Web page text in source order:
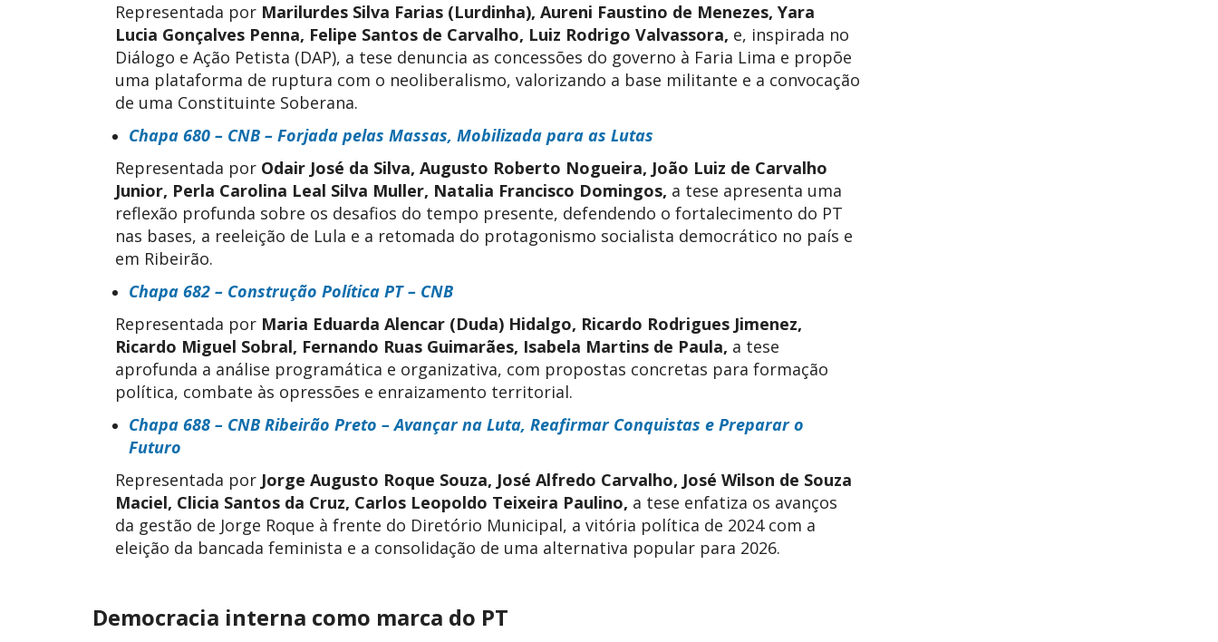
Representada por Marilurdes Silva Farias (Lurdinha), Aureni Faustino de Menezes, Yara
Lucia Gonçalves Penna, Felipe Santos de Carvalho, Luiz Rodrigo Valvassora, e, inspirada no
Diálogo e Ação Petista (DAP), a tese denuncia as concessões do governo à Faria Lima e propõe
uma plataforma de ruptura com o neoliberalismo, valorizando a base militante e a convocação
de uma Constituinte Soberana.
Chapa 680 – CNB – Forjada pelas Massas, Mobilizada para as Lutas
Representada por Odair José da Silva, Augusto Roberto Nogueira, João Luiz de Carvalho
Junior, Perla Carolina Leal Silva Muller, Natalia Francisco Domingos, a tese apresenta uma
reflexão profunda sobre os desafios do tempo presente, defendendo o fortalecimento do PT
nas bases, a reeleição de Lula e a retomada do protagonismo socialista democrático no país e
em Ribeirão.
Chapa 682 – Construção Política PT – CNB
Representada por Maria Eduarda Alencar (Duda) Hidalgo, Ricardo Rodrigues Jimenez,
Ricardo Miguel Sobral, Fernando Ruas Guimarães, Isabela Martins de Paula, a tese
aprofunda a análise programática e organizativa, com propostas concretas para formação
política, combate às opressões e enraizamento territorial.
Chapa 688 – CNB Ribeirão Preto – Avançar na Luta, Reafirmar Conquistas e Preparar o
Futuro
Representada por Jorge Augusto Roque Souza, José Alfredo Carvalho, José Wilson de Souza
Maciel, Clicia Santos da Cruz, Carlos Leopoldo Teixeira Paulino, a tese enfatiza os avanços
da gestão de Jorge Roque à frente do Diretório Municipal, a vitória política de 2024 com a
eleição da bancada feminista e a consolidação de uma alternativa popular para 2026.
Democracia interna como marca do PT